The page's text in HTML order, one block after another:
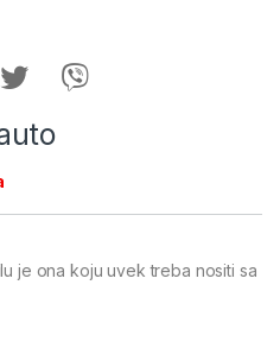
je ona koju uvek treba nositi sa